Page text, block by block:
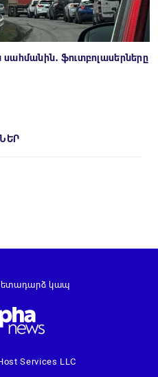
ֆուտբոլասերները
Services LLC
կապ